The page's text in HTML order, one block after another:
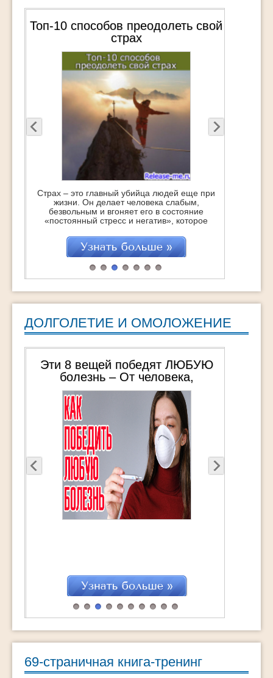
Топ-10 способов преодолеть свой
страх
Страх – это главный убийца людей еще при
жизни. Он делает человека слабым,
безвольным и вгоняет его в состояние
«постоянный стресс и негатив», которое
Это с одной стороны. Но с другой – это
отличная возможность стать сильнее,
поднять самооценку и получить заряд
бодрости и энергии на очень большое
ДОЛГОЛЕТИЕ И ОМОЛОЖЕНИЕ
Эти 8 вещей победят ЛЮБУЮ
болезнь – От человека,
пережившего 3 общих наркоза
69-страничная книга-тренинг